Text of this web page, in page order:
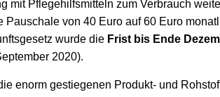
mit Pflegehilfsmitteln zum Verbrauch
Pauschale von 40 Euro auf 60 Euro
wurde die Frist bis Ende
2020).
enorm gestiegenen Produkt- und